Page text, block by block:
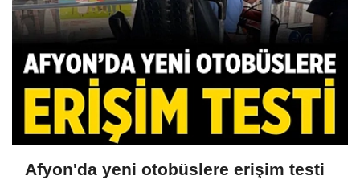
Afyon'da yeni otobüslere erişim testi